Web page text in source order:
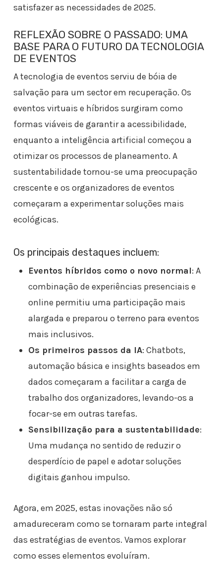
satisfazer as necessidades de 2025.
REFLEXÃO SOBRE O PASSADO: UMA
BASE PARA O FUTURO DA TECNOLOGIA
DE EVENTOS
A tecnologia de eventos serviu de bóia de
salvação para um sector em recuperação. Os
eventos virtuais e híbridos surgiram como
formas viáveis de garantir a acessibilidade,
enquanto a inteligência artificial começou a
otimizar os processos de planeamento. A
sustentabilidade tornou-se uma preocupação
crescente e os organizadores de eventos
começaram a experimentar soluções mais
ecológicas.
Os principais destaques incluem:
Eventos híbridos como o novo normal: A
combinação de experiências presenciais e
online permitiu uma participação mais
alargada e preparou o terreno para eventos
mais inclusivos.
Os primeiros passos da IA: Chatbots,
automação básica e insights baseados em
dados começaram a facilitar a carga de
trabalho dos organizadores, levando-os a
focar-se em outras tarefas.
Sensibilização para a sustentabilidade:
Uma mudança no sentido de reduzir o
desperdício de papel e adotar soluções
digitais ganhou impulso.
Agora, em 2025, estas inovações não só
amadureceram como se tornaram parte integral
das estratégias de eventos. Vamos explorar
como esses elementos evoluíram.